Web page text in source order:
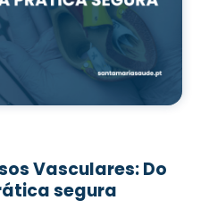
Vasculares: Do
segura